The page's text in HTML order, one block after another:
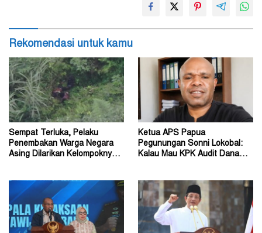
Rekomendasi untuk kamu
Sempat Terluka, Pelaku
Penembakan Warga Negara
Asing Dilarikan Kelompoknya
Ketua APS Papua
Pegunungan Sonni Lokobal:
Kalau Mau KPK Audit Dana